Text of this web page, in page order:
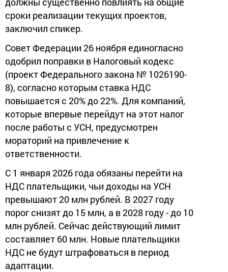
сроки реализации текущих проектов,
заключил спикер.
Совет Федерации 26 ноября единогласно
одобрил поправки в Налоговый кодекс
(проект Федерального закона № 1026190-
8), согласно которым ставка НДС
повышается с 20% до 22%. Для компаний,
которые впервые перейдут на этот налог
после работы с УСН, предусмотрен
мораторий на привлечение к
ответственности.
С 1 января 2026 года обязаны перейти на
НДС плательщики, чьи доходы на УСН
превышают 20 млн рублей. В 2027 году
порог снизят до 15 млн, а в 2028 году - до 10
млн рублей. Сейчас действующий лимит
составляет 60 млн. Новые плательщики
НДС не будут штрафоваться в период
адаптации.